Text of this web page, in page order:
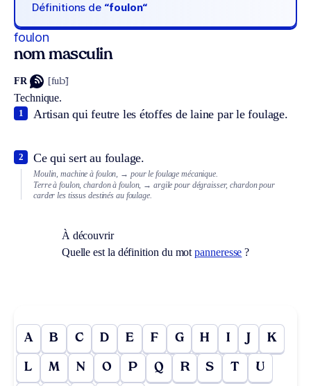
Définitions de “foulon“
foulon
nom masculin
FR [fulɔ̃]
Technique.
Artisan qui feutre les étoffes de laine par le foulage.
1
Ce qui sert au foulage.
2
Moulin, machine à foulon, → pour le foulage mécanique.
Terre à foulon, chardon à foulon, → argile pour dégraisser, chardon pour
carder les tissus destinés au foulage.
À découvrir
Quelle est la définition du motpanneresse ?
A B C D E F G H I J K
L M N O P Q R S T U